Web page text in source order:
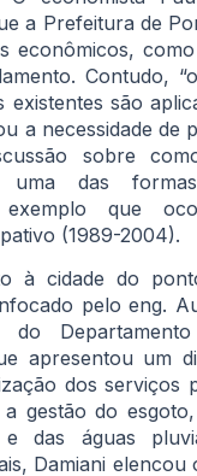
a Prefeitura de
econômicos,
Contudo,
são
a necessidade de
sobre
uma das
exemplo que
(1989-2004).
à cidade do
pelo eng.
do
apresentou um
dos serviços
gestão do
e das águas
Damiani elencou